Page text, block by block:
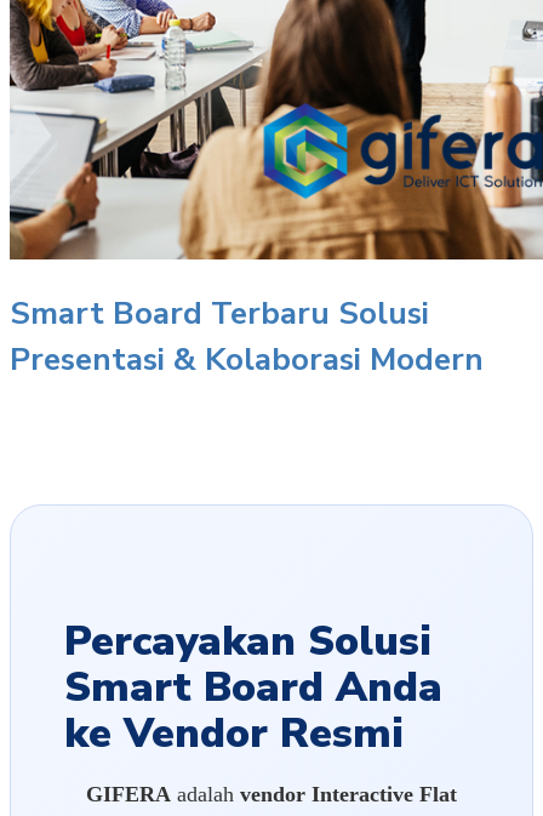
Smart Board Terbaru Solusi
Presentasi & Kolaborasi Modern
Percayakan Solusi
Smart Board Anda
ke Vendor Resmi
GIFERA adalah vendor Interactive Flat